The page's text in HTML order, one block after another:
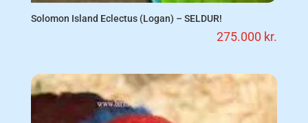
Solomon Island Eclectus (Logan) – SELDUR!
275.000 kr.